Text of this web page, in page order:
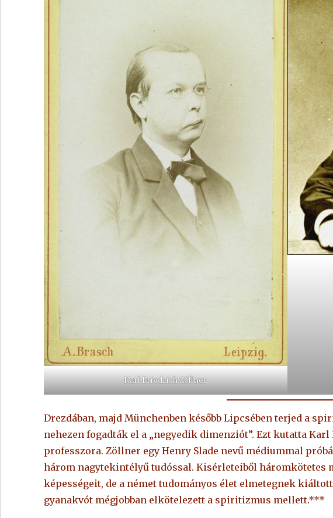
Karl Friedrich Zöllner
Drezdában, majd Münchenben később Lipcsében terjed a
nehezen fogadták el a „negyedik dimenziót”. Ezt kutatta
professzora. Zöllner egy Henry Slade nevű médiummal
három nagytekintélyű tudóssal. Kisérleteiből háromkötetes
képességeit, de a német tudományos élet elmetegnek
gyanakvót mégjobban elkötelezett a spiritizmus mellett.***